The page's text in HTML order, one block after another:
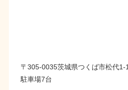
〒305-0035茨城県つくば市松代1-
駐車場7台